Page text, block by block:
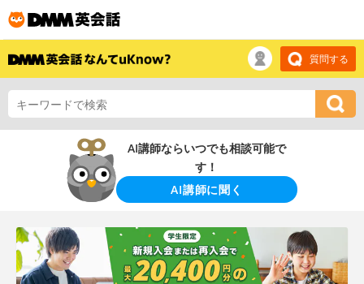
質問する
AI講師ならいつでも相談可能で
す！
AI講師に聞く